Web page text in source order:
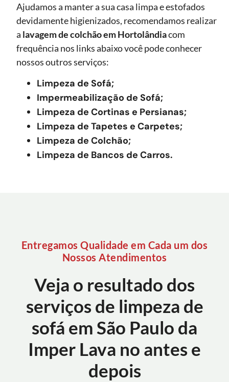
Ajudamos a manter a sua casa limpa e estofados
devidamente higienizados, recomendamos realizar
a lavagem de colchãoem Hortolândiacom
frequência nos links abaixo você pode conhecer
nossos outros serviços:
Limpeza de Sofá;
Impermeabilização de Sofá;
Limpeza de Cortinas e Persianas;
Limpeza de Tapetes e Carpetes;
Limpeza de Colchão;
Limpeza de Bancos de Carros.
Entregamos Qualidade em Cada um dos
Nossos Atendimentos
Veja o resultado dos
serviços de limpeza de
sofá em São Paulo da
Imper Lava no antes e
depois